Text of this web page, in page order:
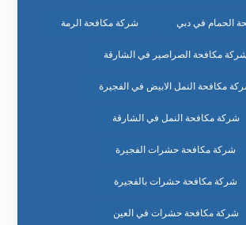
الحمام في دبي شركة مكافحة الرمة
شركة مكافحة الصراصير في الشارقة
مكافحة النمل الابيض في الفجيرة
شركة مكافحة النمل في الشارقة
شركة مكافحة حشرات الفجيرة
شركة مكافحة حشرات بالفجيرة
شركة مكافحة حشرات في العين